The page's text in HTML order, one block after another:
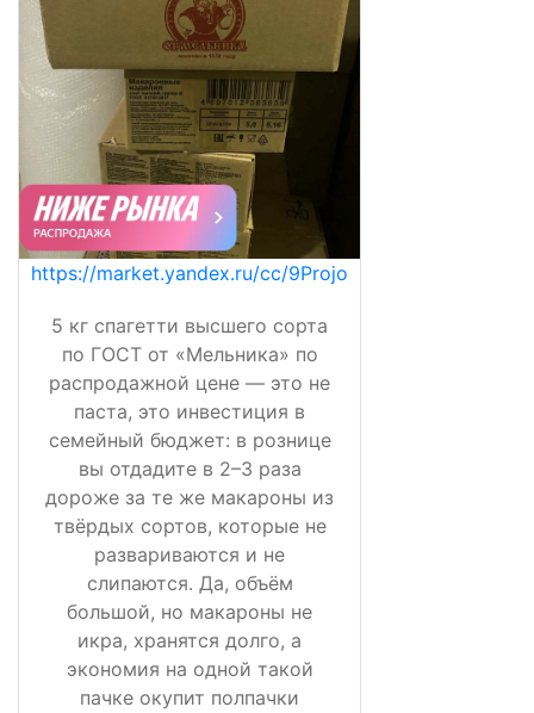
https://market.yandex.ru/cc/9Projo
5 кг спагетти высшего сорта
по ГОСТ от «Мельника» по
распродажной цене — это не
паста, это инвестиция в
семейный бюджет: в рознице
вы отдадите в 2–3 раза
дороже за те же макароны из
твёрдых сортов, которые не
развариваются и не
слипаются. Да, объём
большой, но макароны не
икра, хранятся долго, а
экономия на одной такой
пачке окупит полпачки